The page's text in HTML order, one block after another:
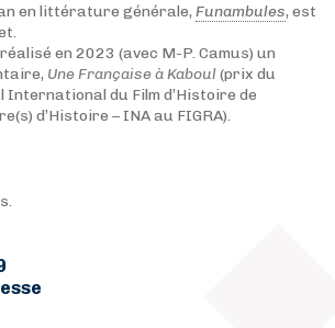
en littérature générale, Funambules, est
en 2023 (avec M-P. Camus) un
Une Française à Kaboul(prix du
International du Film d’Histoire de
d’Histoire – INA au FIGRA).